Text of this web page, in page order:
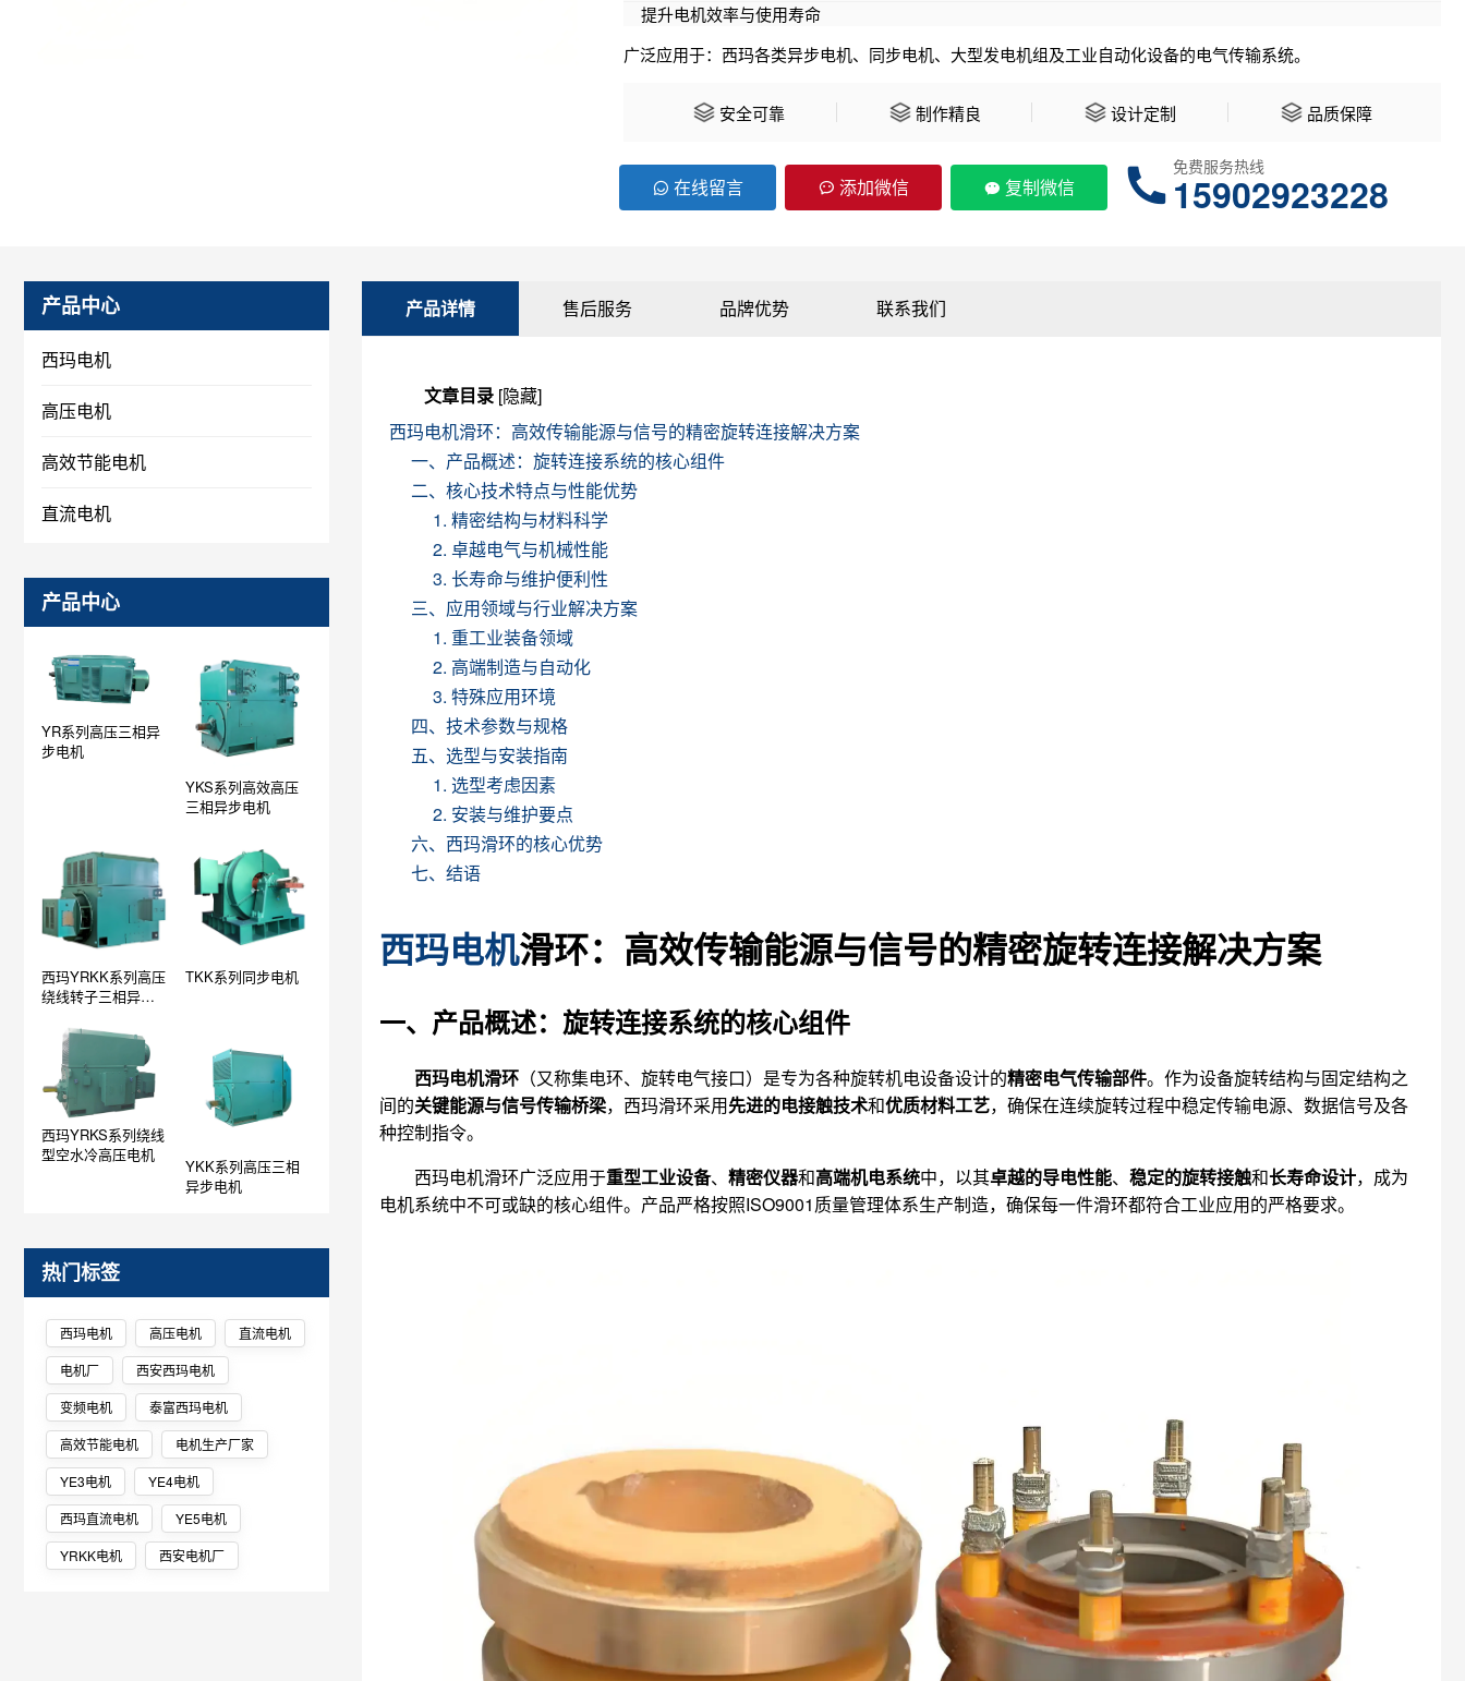
提升电机效率与使用寿命
广泛应用于：西玛各类异步电机、同步电机、大型发电机组及工业自动化设备的电气传输系统。
安全可靠 制作精良 设计定制 品质保障
在线留言 添加微信 复制微信
免费服务热线
15902923228
产品中心
西玛电机
高压电机
高效节能电机
直流电机
产品中心
YR系列高压三相异
步电机
YKS系列高效高压
三相异步电机
西玛YRKK系列高压
绕线转子三相异步
TKK系列同步电机
西玛YRKS系列绕线
型空水冷高压电机
YKK系列高压三相
异步电机
热门标签
西玛电机 高压电机
直流电机
电机厂
西安西玛电机
变频电机
泰富西玛电机
高效节能电机
电机生产厂家
YE3电机
YE4电机
西玛直流电机
YE5电机
YRKK电机
西安电机厂
产品详情 售后服务 品牌优势 联系我们
文章目录 [隐藏]
西玛电机滑环：高效传输能源与信号的精密旋转连接解决方案
一、产品概述：旋转连接系统的核心组件
二、核心技术特点与性能优势
1. 精密结构与材料科学
2. 卓越电气与机械性能
3. 长寿命与维护便利性
三、应用领域与行业解决方案
1. 重工业装备领域
2. 高端制造与自动化
3. 特殊应用环境
四、技术参数与规格
五、选型与安装指南
1. 选型考虑因素
2. 安装与维护要点
六、西玛滑环的核心优势
七、结语
西玛电机滑环：高效传输能源与信号的精密旋转连接解决方案
一、产品概述：旋转连接系统的核心组件
西玛电机滑环 （又称集电环、旋转电气接口）是专为各种旋转机电设备设计的精密电气传输部件。作为设备旋转结构与固定结构之
间的关键能源与信号传输桥梁，西玛滑环采用先进的电接触技术和优质材料工艺，确保在连续旋转过程中稳定传输电源、数据信号及各
种控制指令。
西玛电机滑环广泛应用于重型工业设备、 精密仪器和高端机电系统中，以其卓越的导电性能、 稳定的旋转接触和长寿命设计，成为
电机系统中不可或缺的核心组件。产品严格按照ISO9001质量管理体系生产制造，确保每一件滑环都符合工业应用的严格要求。